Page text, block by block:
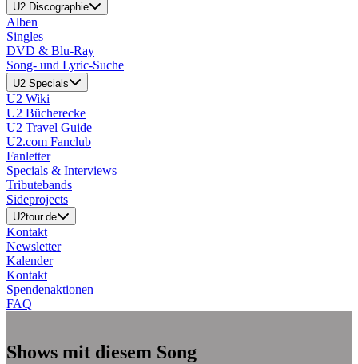
U2 Discographie
Alben
Singles
DVD & Blu-Ray
Song- und Lyric-Suche
U2 Specials
U2 Wiki
U2 Bücherecke
U2 Travel Guide
U2.com Fanclub
Fanletter
Specials & Interviews
Tributebands
Sideprojects
U2tour.de
Kontakt
Newsletter
Kalender
Kontakt
Spendenaktionen
FAQ
Shows mit diesem Song